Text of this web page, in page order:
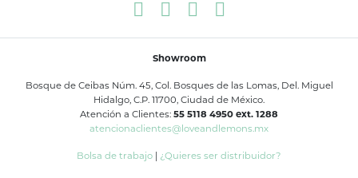
Showroom
Bosque de Ceibas Núm. 45, Col. Bosques de las Lomas, Del. Miguel
Hidalgo, C.P. 11700, Ciudad de México.
Atención a Clientes: 55 5118 4950 ext. 1288
atencionaclientes@loveandlemons.mx
Bolsa de trabajo ¿Quieres ser distribuidor?